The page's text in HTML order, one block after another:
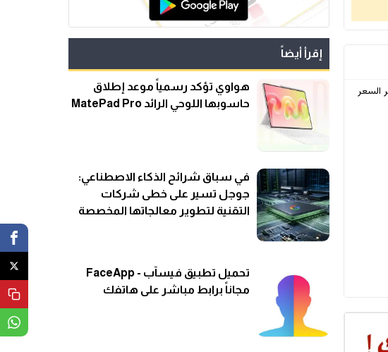
في حال توافر السعر
إقرأ أيضاً
هواوي تؤكد رسمياً موعد إطلاق
حاسوبها اللوحي الرائد MatePad Pro
في سباق شرائح الذكاء الاصطناعي:
جوجل تسير على خطى شركات
التقنية لتطوير معالجاتها المخصصة
تحميل تطبيق فيسآب - FaceApp
مجاناً برابط مباشر على هاتفك